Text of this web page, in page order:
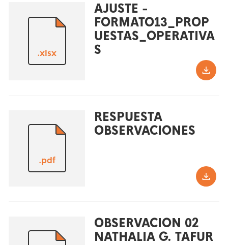
.xlsx
AJUSTE -
FORMATO13_PROP
UESTAS_OPERATIVA
S
.pdf
RESPUESTA
OBSERVACIONES
OBSERVACION 02
NATHALIA G. TAFUR